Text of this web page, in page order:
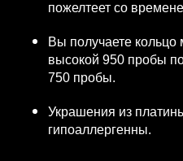
пожелтеет со
Вы получаете кольцо
высокой 950 пробы
750 пробы.
Украшения из
гипоаллергенны.